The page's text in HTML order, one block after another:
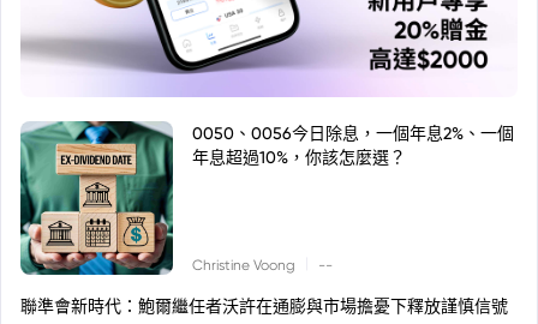
0050、0056今日除息，一個年息2%、一個
年息超過10%，你該怎麼選？
Christine Voong --
聯準會新時代：鮑爾繼任者沃許在通膨與市場擔憂下釋放謹慎信號